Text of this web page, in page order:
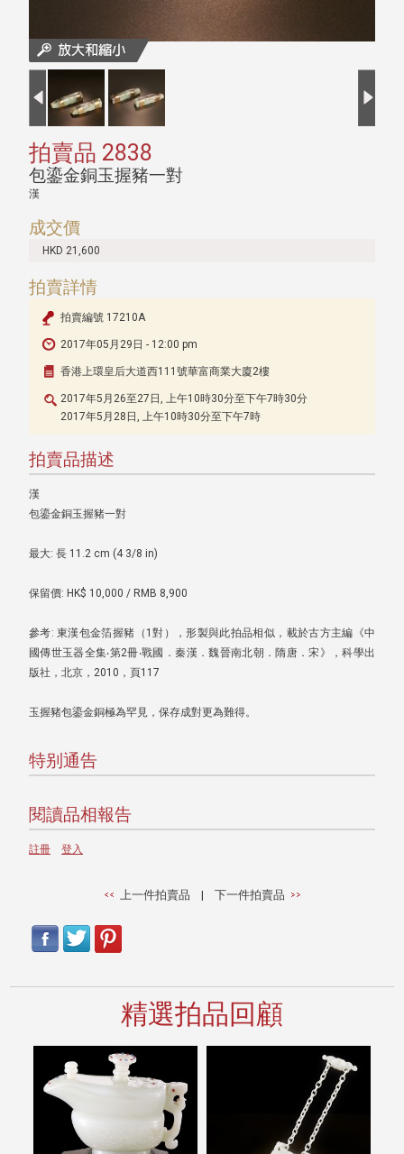
拍賣品 2838
包鎏金銅玉握豬一對
漢
成交價
HKD 21,600
拍賣詳情
拍賣編號 17210A
2017年05月29日 - 12:00 pm
香港上環皇后大道西111號華富商業大廈2樓
2017年5月26至27日, 上午10時30分至下午7時30分
2017年5月28日, 上午10時30分至下午7時
拍賣品描述
漢
包鎏金銅玉握豬一對
最大: 長 11.2 cm (4 3/8 in)
保留價: HK$ 10,000 / RMB 8,900
參考: 東漢包金箔握豬（1對），形製與此拍品相似，載於古方主編《中
國傳世玉器全集‧第2冊‧戰國．秦漢．魏晉南北朝．隋唐．宋》，科學出
版社，北京，2010，頁117
玉握豬包鎏金銅極為罕見，保存成對更為難得。
特别通告
閱讀品相報告
註冊 登入
上一件拍賣品 | 下一件拍賣品
精選拍品回顧